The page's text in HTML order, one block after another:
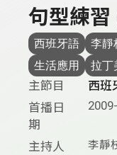
句型練
西班牙語 李靜
生活應用
拉丁
主節目
西班
首播日
期
主持人 李靜